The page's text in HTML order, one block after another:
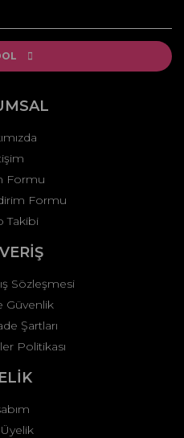
görüntülenemiyor.
bulunuyor.
pahalı.
Formu
Formu
Takibi
Sözleşmesi
Güvenlik
Şartları
Politikası